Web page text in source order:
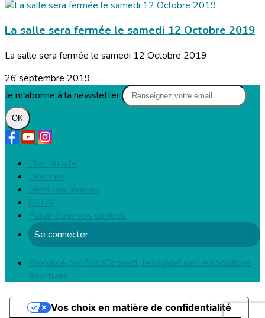
La salle sera fermée le samedi 12 Octobre 2019
La salle sera fermée le samedi 12 Octobre 2019
26 septembre 2019
Je m'abonne à la newsletter
OK
Plan du site
Licences
Mentions légales
CGUV
Paramétrer vos cookies
Se connecter
Propulsé par AssoConnect, le logiciel des associations
Sportives
Vos choix en matière de confidentialité